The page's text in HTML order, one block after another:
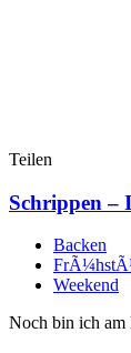
Teilen
Schrippen –
Backen
Weekend
Noch bin ich am